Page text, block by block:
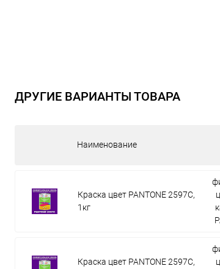
ДРУГИЕ ВАРИАНТЫ ТОВАРА
Наименование
Краска цвет PANTONE 2597C,
1кг
Краска цвет PANTONE 2597C,